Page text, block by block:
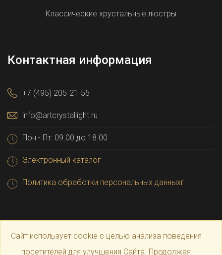
Классические хрустальные люстры
Контактная информация
+7 (495) 205-21-55
info@artcrystallight.ru
Пон - Пт: 09.00 до 18.00
Электронный каталог
Политика обработки персональных данныхг
Сайт использует cookie с целью анализа поведения
посетителей для улучшения Сайта. Продолжая